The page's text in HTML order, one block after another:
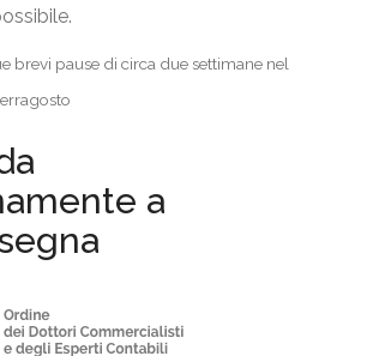
brevi pause di circa due settimane nel
a